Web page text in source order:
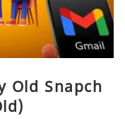
Old Snapch